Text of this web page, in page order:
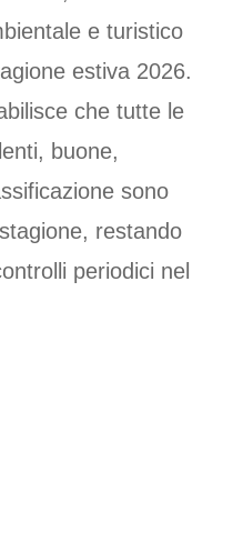
e turistico
estiva 2026.
che tutte le
buone,
sono
restando
periodici nel